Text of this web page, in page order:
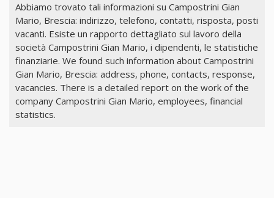
Abbiamo trovato tali informazioni su Campostrini Gian
Mario, Brescia: indirizzo, telefono, contatti, risposta, posti
vacanti. Esiste un rapporto dettagliato sul lavoro della
società Campostrini Gian Mario, i dipendenti, le statistiche
finanziarie. We found such information about Campostrini
Gian Mario, Brescia: address, phone, contacts, response,
vacancies. There is a detailed report on the work of the
company Campostrini Gian Mario, employees, financial
statistics.